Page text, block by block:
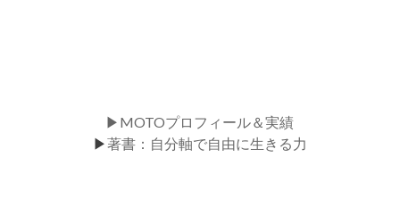
▶MOTOプロフィール＆実績
▶著書：自分軸で自由に生きる力